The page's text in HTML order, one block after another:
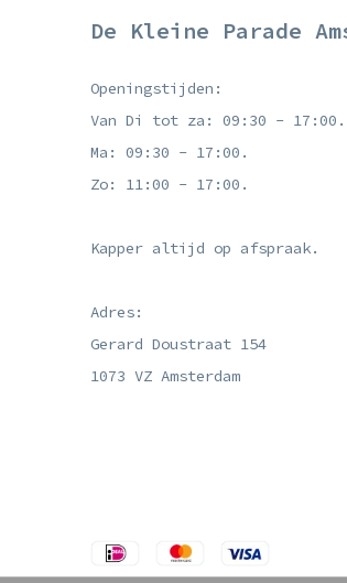
De Kleine Parade
Openingstijden:
Van Di tot za: 09:30 - 17:00.
Ma: 09:30 - 17:00.
Zo: 11:00 - 17:00.
Kapper altijd op afspraak.
Adres:
Gerard Doustraat 154
1073 VZ Amsterdam